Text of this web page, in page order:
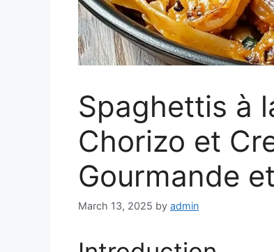
Spaghettis à
Chorizo et
Gourmande
March 13, 2025 by admin